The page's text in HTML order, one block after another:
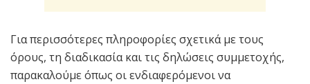
Για περισσότερες πληροφορίες σχετικά με τους
όρους, τη διαδικασία και τις δηλώσεις συμμετοχής,
παρακαλούμε όπως οι ενδιαφερόμενοι να